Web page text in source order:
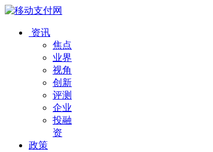
资讯
焦点
业界
视角
创新
评测
企业
投融
资
政策